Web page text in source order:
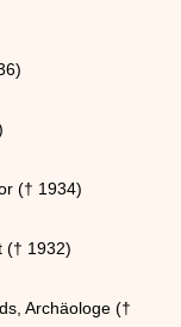
(† 1934)
(† 1932)
Archäologe (†